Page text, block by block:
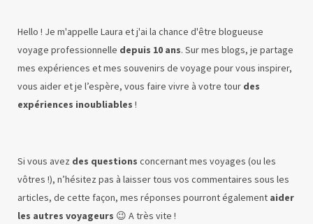
Hello ! Je m'appelle Laura et j'ai la chance d'être blogueuse
voyage professionnelle depuis 10 ans. Sur mes blogs, je partage
mes expériences et mes souvenirs de voyage pour vous inspirer,
vous aider et je l’espère, vous faire vivre à votre tour des
expériences inoubliables !
Si vous avez des questions concernant mes voyages (ou les
vôtres !), n’hésitez pas à laisser tous vos commentaires sous les
articles, de cette façon, mes réponses pourront également aider
les autres voyageurs 😉 A très vite !